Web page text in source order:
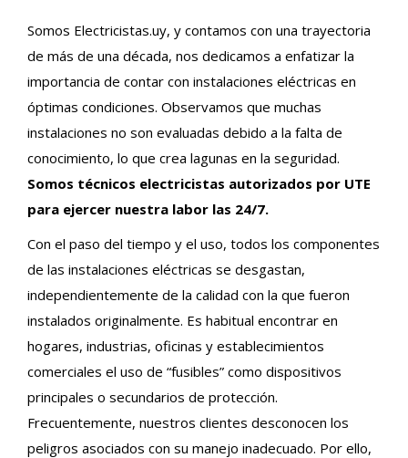
Somos Electricistas.uy, y contamos con una trayectoria
de más de una década, nos dedicamos a enfatizar la
importancia de contar con instalaciones eléctricas en
óptimas condiciones. Observamos que muchas
instalaciones no son evaluadas debido a la falta de
conocimiento, lo que crea lagunas en la seguridad.
Somos técnicos electricistas autorizados por UTE
para ejercer nuestra labor las 24/7.
Con el paso del tiempo y el uso, todos los componentes
de las instalaciones eléctricas se desgastan,
independientemente de la calidad con la que fueron
instalados originalmente. Es habitual encontrar en
hogares, industrias, oficinas y establecimientos
comerciales el uso de “fusibles” como dispositivos
principales o secundarios de protección.
Frecuentemente, nuestros clientes desconocen los
peligros asociados con su manejo inadecuado. Por ello,